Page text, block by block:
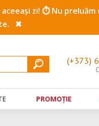
zi! ⏱️ Nu preluăm
✖
(+373)
PROMOȚIE